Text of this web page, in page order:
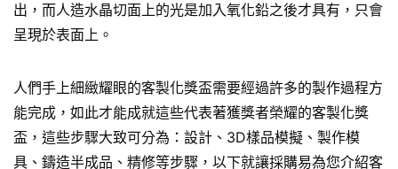
出，而人造水晶切面上的光是加入氧化鉛之後才具有，只會
呈現於表面上。
人們手上細緻耀眼的客製化獎盃需要經過許多的製作過程方
能完成，如此才能成就這些代表著獲獎者榮耀的客製化獎
盃，這些步驟大致可分為：設計、3D樣品模擬、製作模
具、鑄造半成品、精修等步驟，以下就讓採購易為您介紹客